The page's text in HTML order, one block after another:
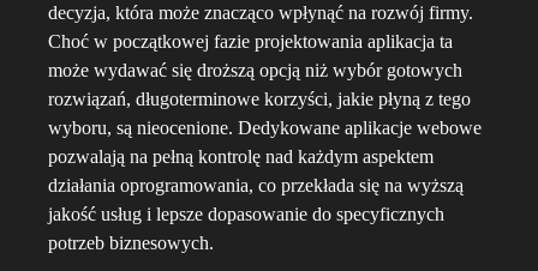
decyzja, która może znacząco wpłynąć na rozwój firmy.
Choć w początkowej fazie projektowania aplikacja ta
może wydawać się droższą opcją niż wybór gotowych
rozwiązań, długoterminowe korzyści, jakie płyną z tego
wyboru, są nieocenione. Dedykowane aplikacje webowe
pozwalają na pełną kontrolę nad każdym aspektem
działania oprogramowania, co przekłada się na wyższą
jakość usług i lepsze dopasowanie do specyficznych
potrzeb biznesowych.